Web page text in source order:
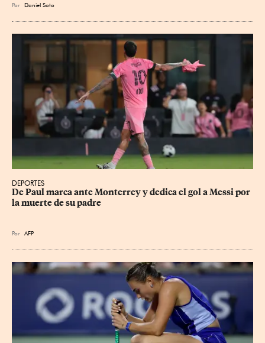
Por Daniel Soto
DEPORTES
De Paul marca ante Monterrey y dedica el gol a Messi por
la muerte de su padre
Por AFP